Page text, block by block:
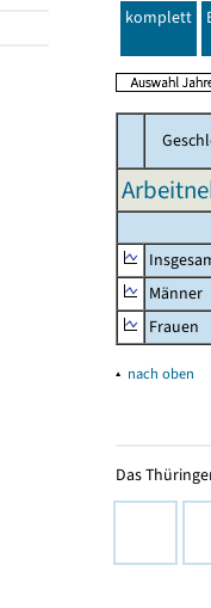
komplett
Männer
Frauen
▴ nach oben
Das